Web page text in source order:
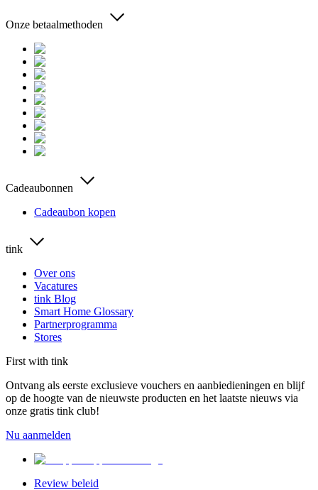
Onze betaalmethoden
Cadeaubonnen
Cadeaubon kopen
tink
Over ons
Vacatures
tink Blog
Smart Home Glossary
Partnerprogramma
Stores
First with tink
Ontvang als eerste exclusieve vouchers en aanbiedieningen en blijf
op de hoogte van de nieuwste producten en het laatste nieuws via
onze gratis tink club!
Nu aanmelden
Review beleid